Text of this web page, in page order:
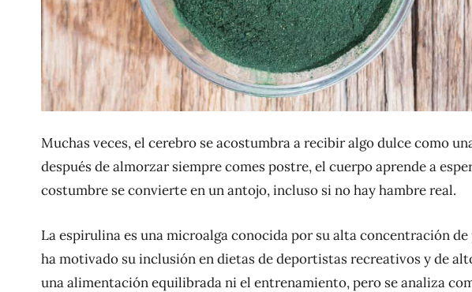
Muchas veces, el cerebro se acostumbra a recibir algo dulce como
después de almorzar siempre comes postre, el cuerpo aprende a
costumbre se convierte en un antojo, incluso si no hay hambre real.
La espirulina es una microalga conocida por su alta concentración
ha motivado su inclusión en dietas de deportistas recreativos y de
una alimentación equilibrada ni el entrenamiento, pero se analiza